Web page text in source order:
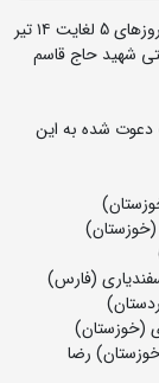
ششمین مرحله از اردوی تیم ملی کشتی فرنگی جوانان روزهای 5 لغایت ۱۴ تیر
شهید حاج قاسم
دعوت شده به این
رضا